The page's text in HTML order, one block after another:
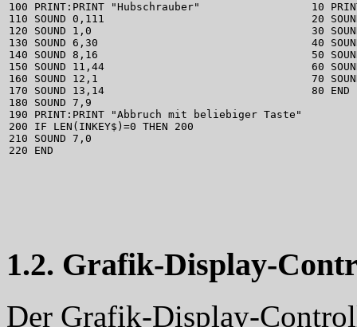
100 PRINT:PRINT "Hubschrauber"
110 SOUND 0,111
120 SOUND 1,0
130 SOUND 6,30
140 SOUND 8,16
150 SOUND 11,44
160 SOUND 12,1
170 SOUND 13,14
180 SOUND 7,9
190 PRINT:PRINT "Abbruch mit beliebiger Taste"
200 IF LEN(INKEY$)=0 THEN 200
210 SOUND 7,0
220 END
10
20
30
40
50
60
70
80 END
1.2. Grafik-Display-
Der Grafik-Display-